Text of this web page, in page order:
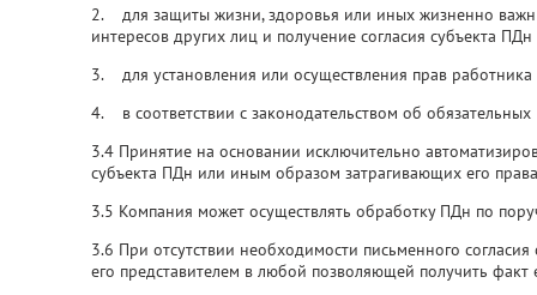
2. для защиты жизни, здоровья или иных жизненно
интересов других лиц и получение согласия субъекта
3. для установления или осуществления прав
4. в соответствии с законодательством об
3.4 Принятие на основании исключительно
субъекта ПДн или иным образом затрагивающих его
3.5 Компания может осуществлять обработку ПДн по
3.6 При отсутствии необходимости письменного
его представителем в любой позволяющей получить